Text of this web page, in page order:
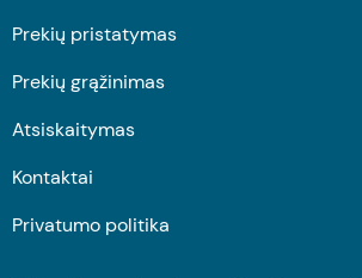
Prekių pristatymas
Prekių grąžinimas
Atsiskaitymas
Kontaktai
Privatumo politika